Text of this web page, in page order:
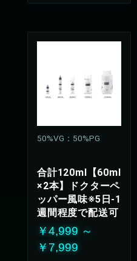
50%VG：50%PG
合計120ml【60ml
×2本】ドクターペ
ッパー風味※5日-1
週間程度で配送可
￥4,999 ～
￥7,999